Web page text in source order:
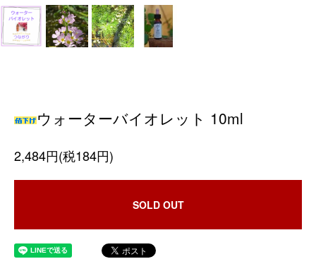
ウォーターバイオレット 10ml
2,484円(税184円)
SOLD OUT